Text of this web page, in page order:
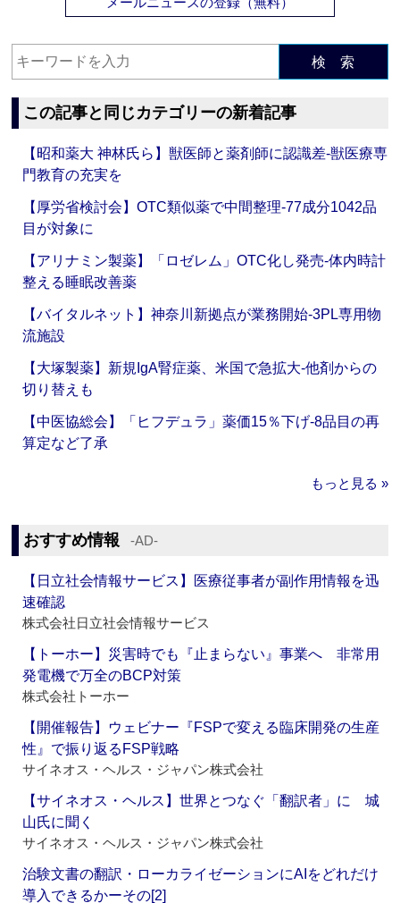
検 索
この記事と同じカテゴリーの新着記事
【昭和薬大 神林氏ら】獣医師と薬剤師に認識差‐獣医療専
門教育の充実を
【厚労省検討会】OTC類似薬で中間整理‐77成分1042品
目が対象に
【アリナミン製薬】「ロゼレム」OTC化し発売‐体内時計
整える睡眠改善薬
【バイタルネット】神奈川新拠点が業務開始‐3PL専用物
流施設
【大塚製薬】新規IgA腎症薬、米国で急拡大‐他剤からの
切り替えも
【中医協総会】「ヒフデュラ」薬価15％下げ‐8品目の再
算定など了承
もっと見る »
おすすめ情報 ‐AD‐
【日立社会情報サービス】医療従事者が副作用情報を迅
速確認
株式会社日立社会情報サービス
【トーホー】災害時でも『止まらない』事業へ 非常用
発電機で万全のBCP対策
株式会社トーホー
【開催報告】ウェビナー『FSPで変える臨床開発の生産
性』で振り返るFSP戦略
サイネオス・ヘルス・ジャパン株式会社
【サイネオス・ヘルス】世界とつなぐ「翻訳者」に 城
山氏に聞く
サイネオス・ヘルス・ジャパン株式会社
治験文書の翻訳・ローカライゼーションにAIをどれだけ
導入できるかーその[2]